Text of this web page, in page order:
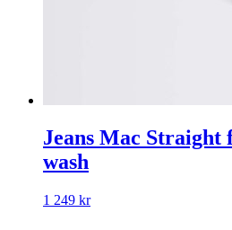
Jeans Mac Straight
wash
1 249 kr